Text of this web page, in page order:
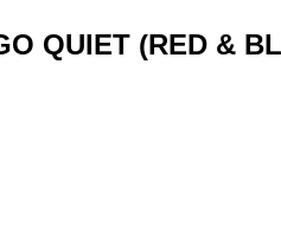
QUIET (RED &